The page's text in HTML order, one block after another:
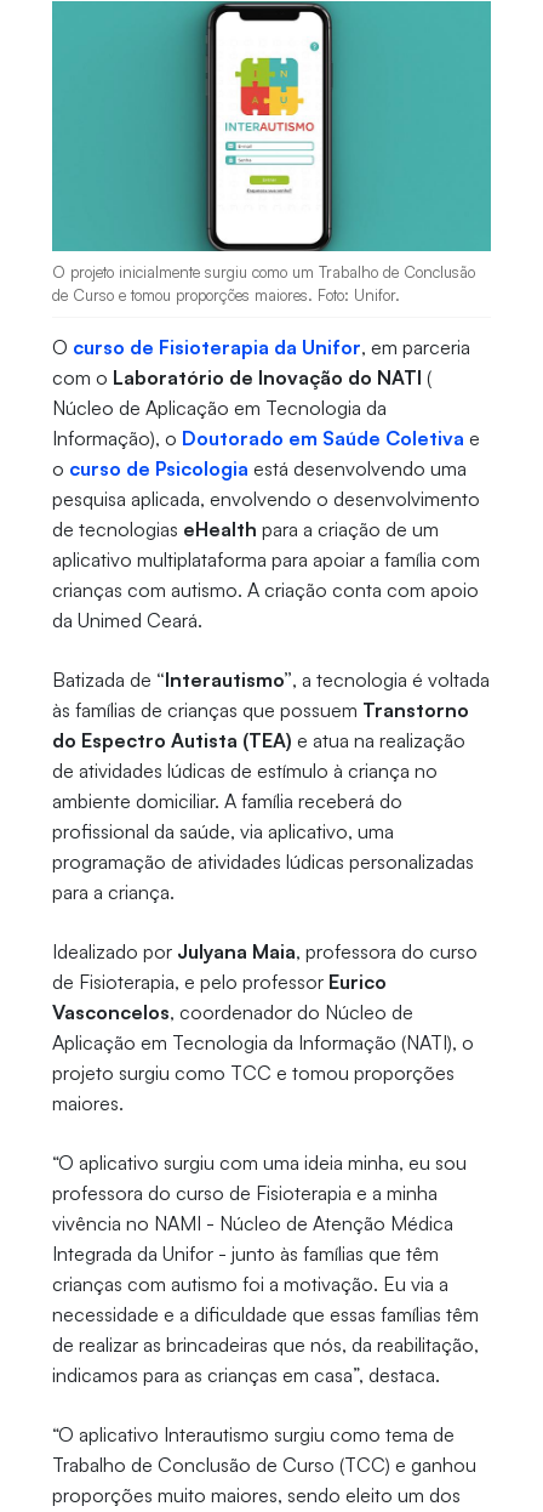
O projeto inicialmente surgiu como um Trabalho de Conclusão
de Curso e tomou proporções maiores. Foto: Unifor.
O curso de Fisioterapia da Unifor, em parceria
com o Laboratório de Inovação do NATI (
Núcleo de Aplicação em Tecnologia da
Informação), o Doutorado em Saúde Coletiva e
o curso de Psicologia está desenvolvendo uma
pesquisa aplicada, envolvendo o desenvolvimento
de tecnologias eHealth para a criação de um
aplicativo multiplataforma para apoiar a família com
crianças com autismo. A criação conta com apoio
da Unimed Ceará.
Batizada de “Interautismo”, a tecnologia é voltada
às famílias de crianças que possuem Transtorno
do Espectro Autista (TEA) e atua na realização
de atividades lúdicas de estímulo à criança no
ambiente domiciliar. A família receberá do
profissional da saúde, via aplicativo, uma
programação de atividades lúdicas personalizadas
para a criança.
Idealizado por Julyana Maia, professora do curso
de Fisioterapia, e pelo professorEurico
Vasconcelos, coordenador do Núcleo de
Aplicação em Tecnologia da Informação (NATI), o
projeto surgiu como TCC e tomou proporções
maiores.
“O aplicativo surgiu com uma ideia minha, eu sou
professora do curso de Fisioterapia e a minha
vivência no NAMI - Núcleo de Atenção Médica
Integrada da Unifor - junto às famílias que têm
crianças com autismo foi a motivação. Eu via a
necessidade e a dificuldade que essas famílias têm
de realizar as brincadeiras que nós, da reabilitação,
indicamos para as crianças em casa”, destaca.
“O aplicativo Interautismo surgiu como tema de
Trabalho de Conclusão de Curso (TCC) e ganhou
proporções muito maiores, sendo eleito um dos